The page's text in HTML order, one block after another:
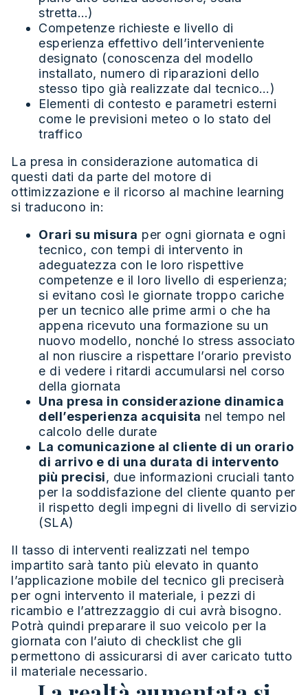
stretta…)
Competenze richieste e livello di
esperienza effettivo dell’interveniente
designato (conoscenza del modello
installato, numero di riparazioni dello
stesso tipo già realizzate dal tecnico…)
Elementi di contesto e parametri esterni
come le previsioni meteo o lo stato del
traffico
La presa in considerazione automatica di
questi dati da parte del motore di
ottimizzazione e il ricorso al machine learning
si traducono in:
Orari su misura per ogni giornata e ogni
tecnico, con tempi di intervento in
adeguatezza con le loro rispettive
competenze e il loro livello di esperienza;
si evitano così le giornate troppo cariche
per un tecnico alle prime armi o che ha
appena ricevuto una formazione su un
nuovo modello, nonché lo stress associato
al non riuscire a rispettare l’orario previsto
e di vedere i ritardi accumularsi nel corso
della giornata
Una presa in considerazione dinamica
dell’esperienza acquisita nel tempo nel
calcolo delle durate
La comunicazione al cliente di un orario
di arrivo e di una durata di intervento
più precisi, due informazioni cruciali tanto
per la soddisfazione del cliente quanto per
il rispetto degli impegni di livello di servizio
(SLA)
Il tasso di interventi realizzati nel tempo
impartito sarà tanto più elevato in quanto
l’applicazione mobile del tecnico gli preciserà
per ogni intervento il materiale, i pezzi di
ricambio e l’attrezzaggio di cui avrà bisogno.
Potrà quindi preparare il suo veicolo per la
giornata con l’aiuto di checklist che gli
permettono di assicurarsi di aver caricato tutto
il materiale necessario.